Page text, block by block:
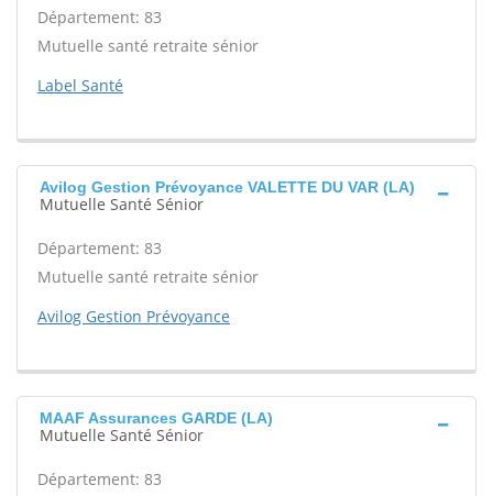
Département: 83
Mutuelle santé retraite sénior
Label Santé
Avilog Gestion Prévoyance VALETTE DU VAR (LA)
Mutuelle Santé Sénior
Département: 83
Mutuelle santé retraite sénior
Avilog Gestion Prévoyance
MAAF Assurances GARDE (LA)
Mutuelle Santé Sénior
Département: 83